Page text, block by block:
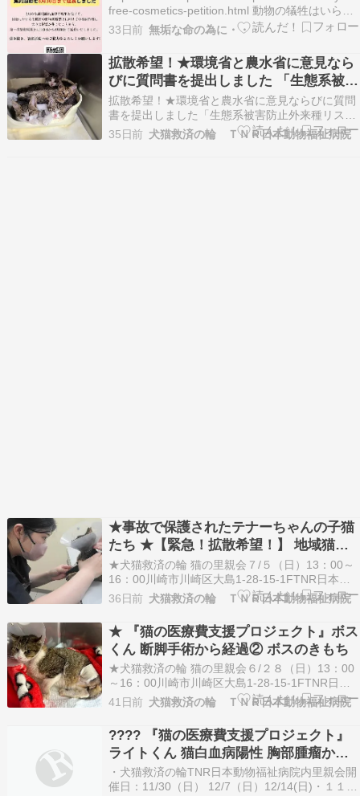
free-cosmetics-petition.html 動物の犠牲はいらな
い！ ぜひご協力ください NPO 法人動物実験の廃
止を求める会（JAVA）、 認定NPO 法人アニマル
ライツセ…
33日前 無垢な命の為に・・・
拡散希望！★環境省と農水省に意見なら
びに質問書を提出しました 「生態系被害
防止外来種リスト」改定におけるイエネ
コの「防除推進外来種」選定に対する意
見ならびに質問書
拡散希望！★環境省と農水省に意見ならびに質問
書を提出しました「生態系被害防止外来種リス
ト」改定におけるイエネコの「防除推進外来種」
選定に対する意見ならびに質問書令和8年７月２
35日前 犬猫救済の輪 ＴＮＲ日本動物福祉病院
★事故で保護されたテナーちゃんの子猫
たち ★【緊急！拡散希望！】 地域猫も
飼い猫も…国によって猫たちが「排除す
べき邪魔な外来種」にされようとしてい
ます。
★犬猫救済の輪 猫の里親会７/５（日）13：00～
16：00川崎市川崎区大島1-28-15-1FTNR日本動
物福祉病院内
http://inunekokyusainowa.la.coocan.jp/
good.net/proje…
36日前 犬猫救済の輪 ＴＮＲ日本動物福祉病院
★ 『猫の医療費支援プロジェクト』ボス
くん 断脚手術から経過② ボスのきもち
★犬猫救済の輪 猫の里親会６/２８（日）13：00
～16：00川崎市川崎区大島1-28-15-1FTNR日本
動物福祉病院内
http://inunekokyusainowa.la.coocan.jp/
ボランティアさん募集猫たちのお世話に手をお貸
しい…
41日前 犬猫救済の輪 ＴＮＲ日本動物福祉病院
???? 『猫の医療費支援プロジェクト』
ライトくん 猫白血病陽性 胸部腫瘤から
縦隔型リンパ腫 抗がん剤治療中！犬猫救
済の輪シェルターよりライトくんシェル
・犬猫救済の輪TNR日本動物福祉病院内里親会開
催日：11/30（日） 12/7（日）12/14(日)・１１/